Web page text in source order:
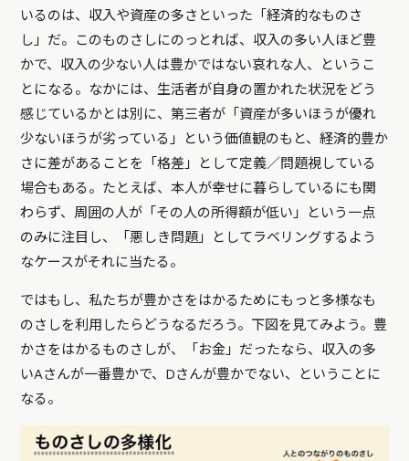
いるのは、収入や資産の多さといった「経済的なものさ
し」だ。このものさしにのっとれば、収入の多い人ほど豊
かで、収入の少ない人は豊かではない哀れな人、というこ
とになる。なかには、生活者が自身の置かれた状況をどう
感じているかとは別に、第三者が「資産が多いほうが優れ
少ないほうが劣っている」という価値観のもと、経済的豊か
さに差があることを「格差」として定義／問題視している
場合もある。たとえば、本人が幸せに暮らしているにも関
わらず、周囲の人が「その人の所得額が低い」という一点
のみに注目し、「悪しき問題」としてラベリングするよう
なケースがそれに当たる。
ではもし、私たちが豊かさをはかるためにもっと多様なも
のさしを利用したらどうなるだろう。下図を見てみよう。豊
かさをはかるものさしが、「お金」だったなら、収入の多
いAさんが一番豊かで、Dさんが豊かでない、ということに
なる。